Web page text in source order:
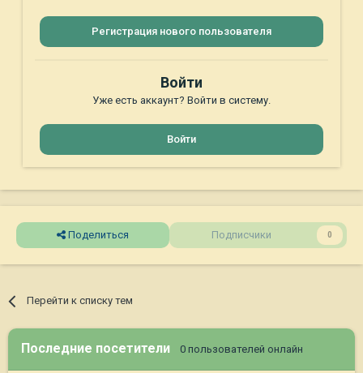
Регистрация нового пользователя
Войти
Уже есть аккаунт? Войти в систему.
Войти
Поделиться Подписчики 0
Перейти к списку тем
Последние посетители 0 пользователей онлайн